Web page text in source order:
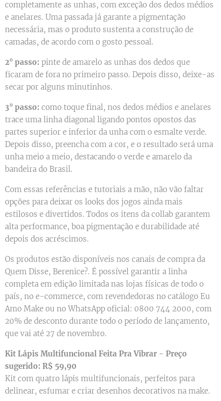
completamente as unhas, com exceção dos dedos médios
e anelares. Uma passada já garante a pigmentação
necessária, mas o produto sustenta a construção de
camadas, de acordo com o gosto pessoal.
2° passo: pinte de amarelo as unhas dos dedos que
ficaram de fora no primeiro passo. Depois disso, deixe-as
secar por alguns minutinhos.
3° passo: como toque final, nos dedos médios e anelares
trace uma linha diagonal ligando pontos opostos das
partes superior e inferior da unha com o esmalte verde.
Depois disso, preencha com a cor, e o resultado será uma
unha meio a meio, destacando o verde e amarelo da
bandeira do Brasil.
Com essas referências e tutoriais a mão, não vão faltar
opções para deixar os looks dos jogos ainda mais
estilosos e divertidos. Todos os itens da collab garantem
alta performance, boa pigmentação e durabilidade até
depois dos acréscimos.
Os produtos estão disponíveis nos canais de compra da
Quem Disse, Berenice?. É possível garantir a linha
completa em edição limitada nas lojas físicas de todo o
país, no e-commerce, com revendedoras no catálogo Eu
Amo Make ou no WhatsApp oficial: 0800 744 2000, com
20% de desconto durante todo o período de lançamento,
que vai até 27 de novembro.
Kit Lápis Multifuncional Feita Pra Vibrar - Preço
sugerido: R$ 59,90
Kit com quatro lápis multifuncionais, perfeitos para
delinear, esfumar e criar desenhos decorativos na make.